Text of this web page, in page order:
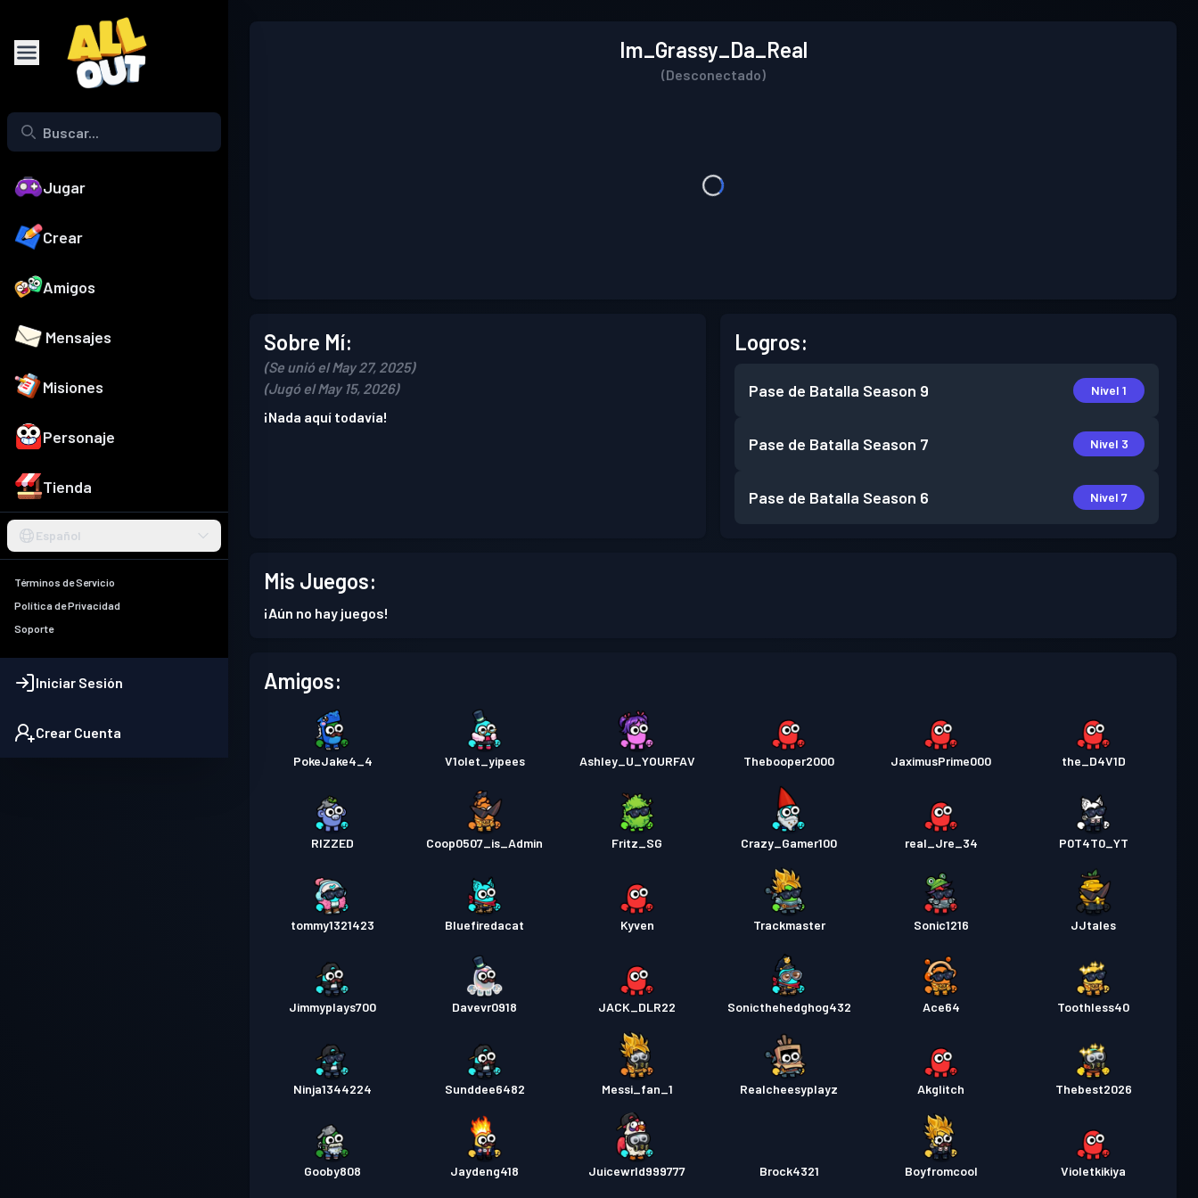
Jugar
Crear
Amigos
Mensajes
Misiones
Personaje
Tienda
Español
Términos de Servicio
Política de Privacidad
Soporte
Iniciar Sesión
Crear Cuenta
Im_Grassy_Da_Real
(Desconectado)
Sobre Mí:
(Se unió el May 27, 2025)
(Jugó el May 15, 2026)
¡Nada aquí todavía!
Logros:
Pase de Batalla Season 9 Nivel 1
Pase de Batalla Season 7 Nivel 3
Pase de Batalla Season 6 Nivel 7
Mis Juegos:
¡Aún no hay juegos!
Amigos:
PokeJake4_4 V1olet_yipees Ashley_U_YOURFAV Thebooper2000 JaximusPrime000 the_D4V1D
RIZZED Coop0507_is_Admin Fritz_SG Crazy_Gamer100 real_Jre_34 P0T4T0_YT
tommy1321423 Bluefiredacat Kyven Trackmaster Sonic1216 JJtales
Jimmyplays700 Davevr0918 JACK_DLR22 Sonicthehedghog432 Ace64 Toothless40
Ninja1344224 Sunddee6482 Messi_fan_1 Realcheesyplayz Akglitch Thebest2026
Gooby808 Jaydeng418 Juicewrld999777 Brock4321 Boyfromcool Violetkikiya